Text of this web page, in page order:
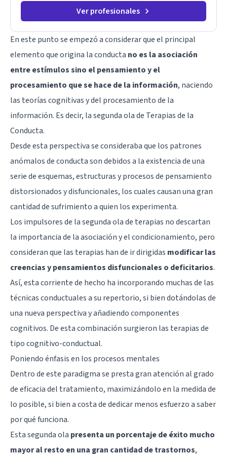
Ver profesionales
En este punto se empezó a considerar que el principal
elemento que origina la conducta no es la asociación
entre estímulos sino el pensamiento y el
procesamiento que se hace de la información, naciendo
las teorías cognitivas y del procesamiento de la
información. Es decir, la segunda ola de Terapias de la
Conducta.
Desde esta perspectiva se consideraba que los patrones
anómalos de conducta son debidos a la existencia de una
serie de esquemas, estructuras y procesos de pensamiento
distorsionados y disfuncionales, los cuales causan una gran
cantidad de sufrimiento a quien los experimenta.
Los impulsores de la segunda ola de terapias no descartan
la importancia de la asociación y el condicionamiento, pero
consideran que las terapias han de ir dirigidas modificar las
creencias y pensamientos disfuncionales o deficitarios.
Así, esta corriente de hecho ha incorporando muchas de las
técnicas conductuales a su repertorio, si bien dotándolas de
una nueva perspectiva y añadiendo componentes
cognitivos. De esta combinación surgieron las terapias de
tipo cognitivo-conductual.
Poniendo énfasis en los procesos mentales
Dentro de este paradigma se presta gran atención al grado
de eficacia del tratamiento, maximizándolo en la medida de
lo posible, si bien a costa de dedicar menos esfuerzo a saber
por qué funciona.
Esta segunda ola presenta un porcentaje de éxito mucho
mayor al resto en una gran cantidad de trastornos,